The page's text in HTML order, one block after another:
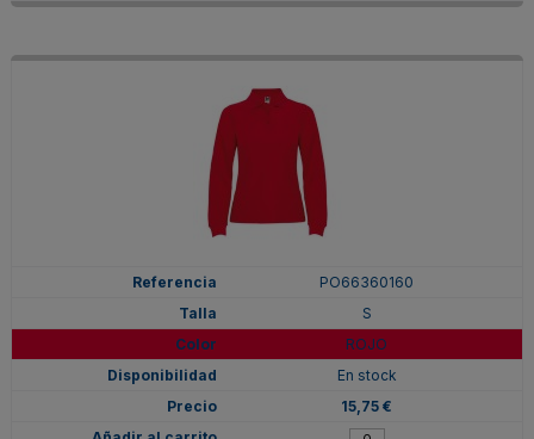
PO66360160
S
ROJO
En stock
15,75 €